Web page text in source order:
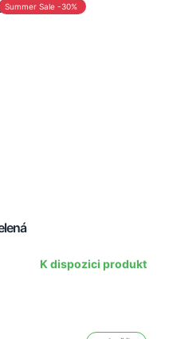
Summer Sale -30%
K dispozici produkt